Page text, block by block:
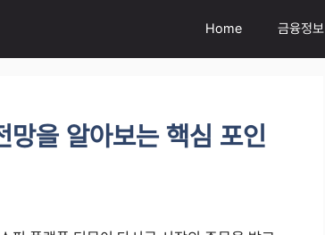
Home 금융정보
망을 알아보는 핵심 포인